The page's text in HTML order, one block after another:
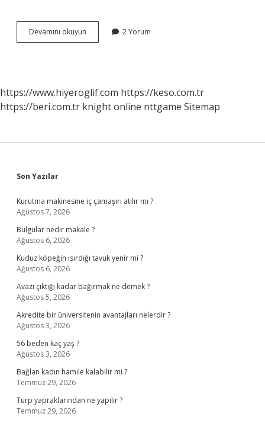
Devamını okuyun Hanımeli
Neye
2 Yorum
https://www.hiyeroglif.com https://keso.com.tr
https://beri.com.tr knight online nttgame Sitemap
Sidebar
Son Yazılar
Kurutma makinesine iç çamaşırı atılır mı ?
Ağustos 7, 2026
Bulgular nedir makale ?
Ağustos 6, 2026
Kuduz köpeğin ısırdığı tavuk yenir mi ?
Ağustos 6, 2026
Avazı çıktığı kadar bağırmak ne demek ?
Ağustos 5, 2026
Akredite bir üniversitenin avantajları nelerdir ?
Ağustos 3, 2026
56 beden kaç yaş ?
Ağustos 3, 2026
Bağlan kadın hamile kalabilir mi ?
Temmuz 29, 2026
Turp yapraklarından ne yapılır ?
Temmuz 29, 2026